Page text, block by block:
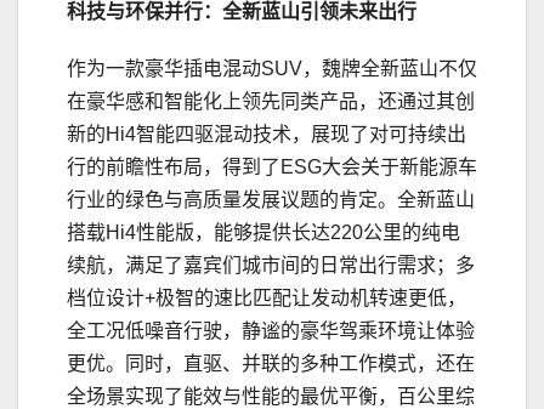
科技与环保并行：全新蓝山引领未来出行
作为一款豪华插电混动SUV，魏牌全新蓝山不仅
在豪华感和智能化上领先同类产品，还通过其创
新的Hi4智能四驱混动技术，展现了对可持续出
行的前瞻性布局，得到了ESG大会关于新能源车
行业的绿色与高质量发展议题的肯定。全新蓝山
搭载Hi4性能版，能够提供长达220公里的纯电
续航，满足了嘉宾们城市间的日常出行需求；多
档位设计+极智的速比匹配让发动机转速更低，
全工况低噪音行驶，静谧的豪华驾乘环境让体验
更优。同时，直驱、并联的多种工作模式，还在
全场景实现了能效与性能的最优平衡，百公里综